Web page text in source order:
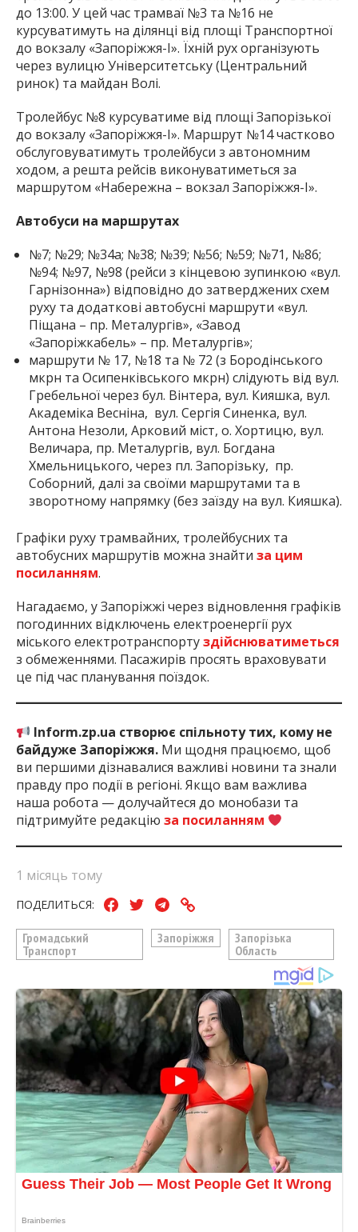
до 13:00. У цей час трамваї №3 та №16 не
курсуватимуть на ділянці від площі Транспортної
до вокзалу «Запоріжжя-І». Їхній рух організують
через вулицю Університетську (Центральний
ринок) та майдан Волі.
Тролейбус №8 курсуватиме від площі Запорізької
до вокзалу «Запоріжжя-І». Маршрут №14 частково
обслуговуватимуть тролейбуси з автономним
ходом, а решта рейсів виконуватиметься за
маршрутом «Набережна – вокзал Запоріжжя-І».
Автобуси на маршрутах
№7; №29; №34а; №38; №39; №56; №59; №71, №86;
№94; №97, №98 (рейси з кінцевою зупинкою «вул.
Гарнізонна») відповідно до затверджених схем
руху та додаткові автобусні маршрути «вул.
Піщана – пр. Металургів», «Завод
«Запоріжкабель» – пр. Металургів»;
маршрути № 17, №18 та № 72 (з Бородінського
мкрн та Осипенківського мкрн) слідують від вул.
Гребельної через бул. Вінтера, вул. Кияшка, вул.
Академіка Весніна, вул. Сергія Синенка, вул.
Антона Незоли, Арковий міст, о. Хортицю, вул.
Величара, пр. Металургів, вул. Богдана
Хмельницького, через пл. Запорізьку, пр.
Соборний, далі за своїми маршрутами та в
зворотному напрямку (без заїзду на вул. Кияшка).
Графіки руху трамвайних, тролейбусних та
автобусних маршрутів можна знайти за цим
посиланням.
Нагадаємо, у Запоріжжі через відновлення графіків
погодинних відключень електроенергії рух
міського електротранспортуздійснюватиметься
з обмеженнями. Пасажирів просять враховувати
це під час планування поїздок.
Inform.zp.ua створює спільноту тих, кому не
байдуже Запоріжжя. Ми щодня працюємо, щоб
ви першими дізнавалися важливі новини та знали
правду про події в регіоні. Якщо вам важлива
наша робота — долучайтеся до монобази та
підтримуйте редакцію за посиланням
1 місяць тому
ПОДЕЛИТЬСЯ:
Громадський
Транспорт
Запоріжжя
Запорізька
Область